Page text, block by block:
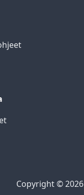
Copyright © 2026